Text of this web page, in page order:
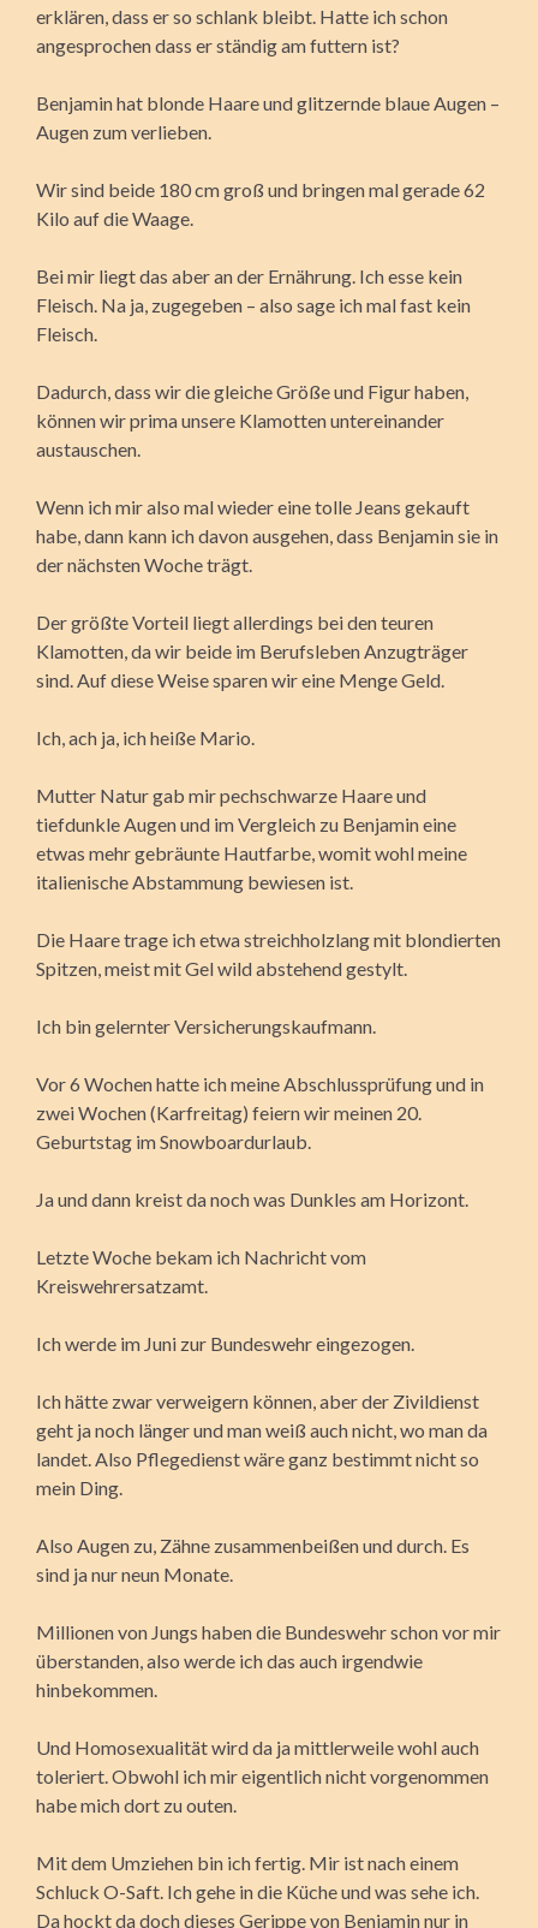
erklären, dass er so schlank bleibt. Hatte ich schon
angesprochen dass er ständig am futtern ist?
Benjamin hat blonde Haare und glitzernde blaue Augen –
Augen zum verlieben.
Wir sind beide 180 cm groß und bringen mal gerade 62
Kilo auf die Waage.
Bei mir liegt das aber an der Ernährung. Ich esse kein
Fleisch. Na ja, zugegeben – also sage ich mal fast kein
Fleisch.
Dadurch, dass wir die gleiche Größe und Figur haben,
können wir prima unsere Klamotten untereinander
austauschen.
Wenn ich mir also mal wieder eine tolle Jeans gekauft
habe, dann kann ich davon ausgehen, dass Benjamin sie in
der nächsten Woche trägt.
Der größte Vorteil liegt allerdings bei den teuren
Klamotten, da wir beide im Berufsleben Anzugträger
sind. Auf diese Weise sparen wir eine Menge Geld.
Ich, ach ja, ich heiße Mario.
Mutter Natur gab mir pechschwarze Haare und
tiefdunkle Augen und im Vergleich zu Benjamin eine
etwas mehr gebräunte Hautfarbe, womit wohl meine
italienische Abstammung bewiesen ist.
Die Haare trage ich etwa streichholzlang mit blondierten
Spitzen, meist mit Gel wild abstehend gestylt.
Ich bin gelernter Versicherungskaufmann.
Vor 6 Wochen hatte ich meine Abschlussprüfung und in
zwei Wochen (Karfreitag) feiern wir meinen 20.
Geburtstag im Snowboardurlaub.
Ja und dann kreist da noch was Dunkles am Horizont.
Letzte Woche bekam ich Nachricht vom
Kreiswehrersatzamt.
Ich werde im Juni zur Bundeswehr eingezogen.
Ich hätte zwar verweigern können, aber der Zivildienst
geht ja noch länger und man weiß auch nicht, wo man da
landet. Also Pflegedienst wäre ganz bestimmt nicht so
mein Ding.
Also Augen zu, Zähne zusammenbeißen und durch. Es
sind ja nur neun Monate.
Millionen von Jungs haben die Bundeswehr schon vor mir
überstanden, also werde ich das auch irgendwie
hinbekommen.
Und Homosexualität wird da ja mittlerweile wohl auch
toleriert. Obwohl ich mir eigentlich nicht vorgenommen
habe mich dort zu outen.
Mit dem Umziehen bin ich fertig. Mir ist nach einem
Schluck O-Saft. Ich gehe in die Küche und was sehe ich.
Da hockt da doch dieses Gerippe von Benjamin nur in